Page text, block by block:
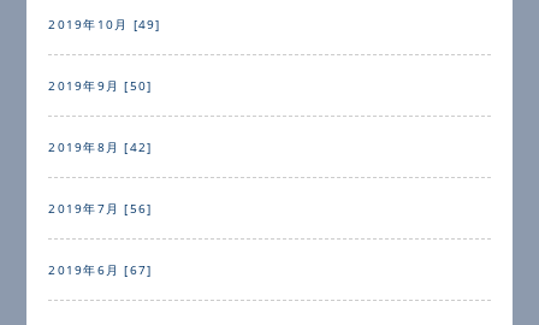
2019年10月 [49]
2019年9月 [50]
2019年8月 [42]
2019年7月 [56]
2019年6月 [67]